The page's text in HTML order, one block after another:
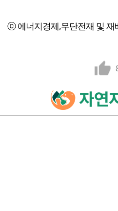
ⓒ 에너지경제,무단전재 및 재